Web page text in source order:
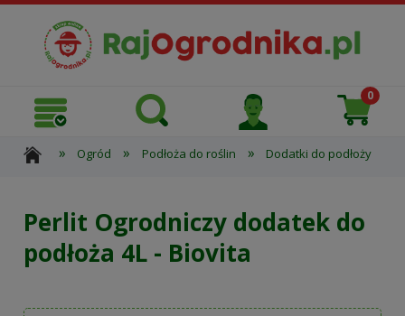
» Ogród » Podłoża do roślin » Dodatki do podłoży
Perlit Ogrodniczy dodatek do
podłoża 4L - Biovita